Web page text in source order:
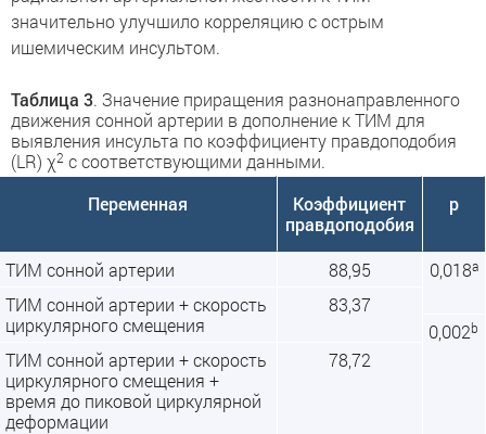
значительно улучшило корреляцию с острым
ишемическим инсультом.
Таблица 3. Значение приращения разнонаправленного
движения сонной артерии в дополнение к ТИМ для
выявления инсульта по коэффициенту правдоподобия
(LR) χ2 с соответствующими данными.
Переменная
Коэффициент
правдоподобия
p
ТИМ сонной артерии 88,95 0,018a
ТИМ сонной артерии + скорость
циркулярного смещения
83,37
0,002b
ТИМ сонной артерии + скорость
циркулярного смещения +
время до пиковой циркулярной
деформации
78,72